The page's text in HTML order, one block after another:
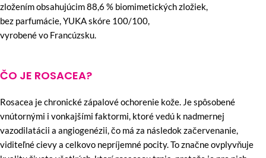
zložením obsahujúcim 88,6 % biomimetických zložiek,
bez parfumácie, YUKA skóre 100/100,
vyrobené vo Francúzsku.
ČO JE ROSACEA?
Rosacea je chronické zápalové ochorenie kože. Je spôsobené
vnútornými i vonkajšími faktormi, ktoré vedú k nadmernej
vazodilatácii a angiogenézii, čo má za následok začervenanie,
viditeľné cievy a celkovo nepríjemné pocity. To značne ovplyvňuje